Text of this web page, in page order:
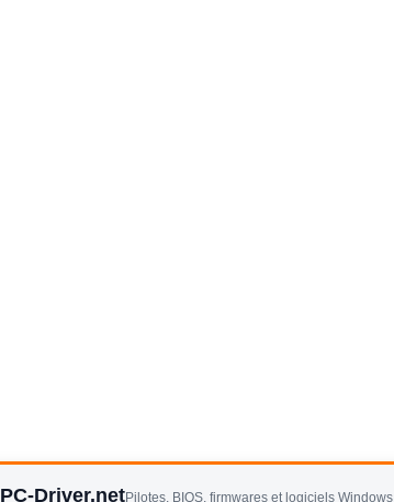
PC-Driver.netPilotes, BIOS, firmwares et logiciels Windows